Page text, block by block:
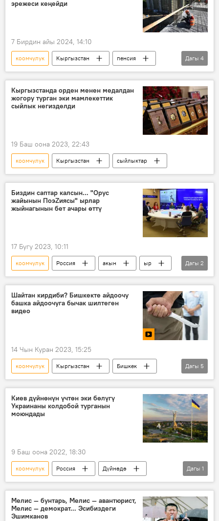
эрежеси кеңейди
7 Бирдин айы 2024, 14:10
коомчулук Кыргызстан
пенсия
бөлүк
Садыр Жапаров
мыйзам
топтомо
Дагы 4
Кыргызстанда орден менен медалдан
жогору турган эки мамлекеттик
сыйлык негизделди
19 Баш оона 2023, 22:43
коомчулук Кыргызстан сыйлыктар
Биздин саптар калсын... "Орус
жайынын ПоэZиясы" ырлар
жыйнагынын бет ачары өттү
17 Бугу 2023, 10:11
коомчулук Россия акын
ыр
атайын операция
поэзия
Дагы 2
Шайтан кирдиби? Бишкекте айдоочу
башка айдоочуга бычак шилтеген
видео
14 Чын Куран 2023, 15:25
коомчулук Кыргызстан
Бишкек
маалымат
айдоочу
кол салуу
Дагы 5
Киев дүйнөнүн үчтөн эки бөлүгү
Украинаны колдобой турганын
моюндады
9 Баш оона 2022, 18:30
коомчулук Россия
Дүйнөдө
позиция
Дагы 1
Мелис — бунтарь, Мелис — авантюрист,
Мелис — демократ... Эсибиздеги
Эшимканов